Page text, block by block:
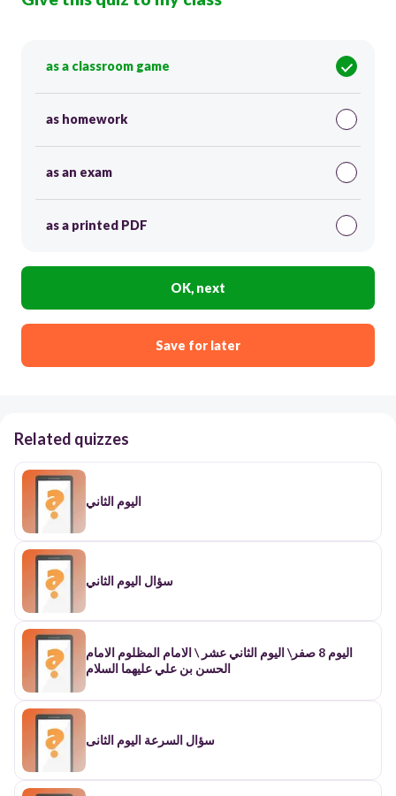
as a classroom game
as homework
as an exam
as a printed PDF
OK, next
Save for later
Related quizzes
اليوم الثاني
سؤال اليوم الثاني
اليوم 8 صفر\ اليوم الثاني عشر \ الامام المظلوم الامام
الحسن بن علي عليهما السلام
سؤال السرعة اليوم الثانى